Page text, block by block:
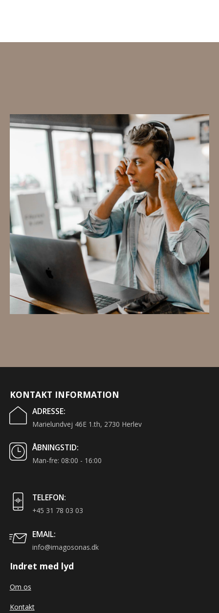
KONTAKT INFORMATION
ADRESSE:
Marielundvej 46E 1.th, 2730 Herlev
ÅBNINGSTID:
Man-fre: 08:00 - 16:00
TELEFON:
+45 31 78 03 03
EMAIL:
info@imagosonas.dk
Indret med lyd
Om os
Kontakt